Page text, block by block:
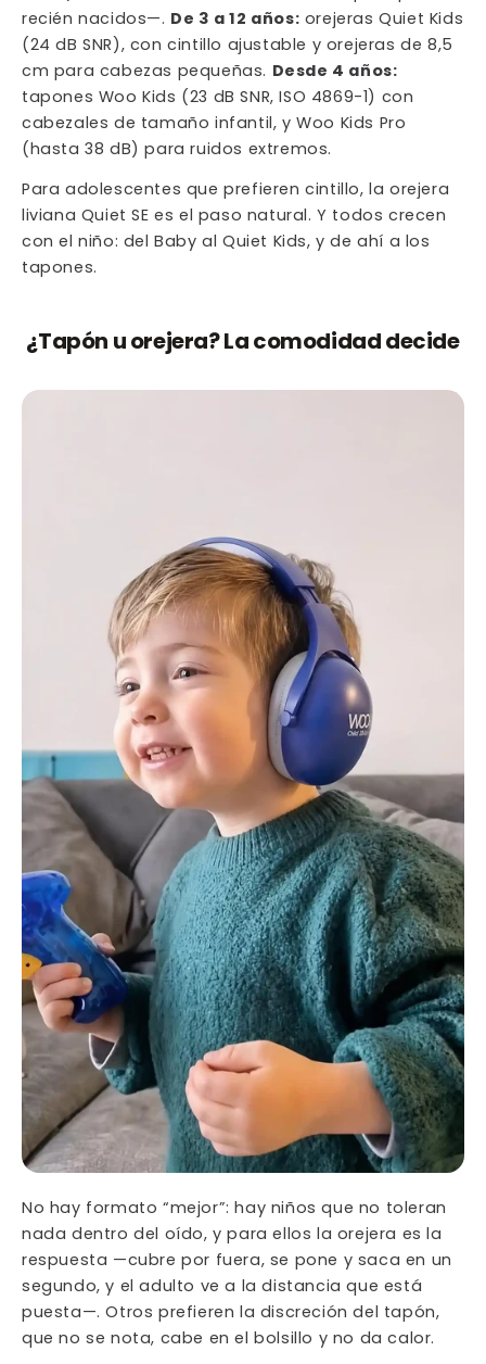
recién nacidos—. De 3 a 12 años: orejeras Quiet Kids
(24 dB SNR), con cintillo ajustable y orejeras de 8,5
cm para cabezas pequeñas. Desde 4 años:
tapones Woo Kids (23 dB SNR, ISO 4869-1) con
cabezales de tamaño infantil, y Woo Kids Pro
(hasta 38 dB) para ruidos extremos.
Para adolescentes que prefieren cintillo, la orejera
liviana Quiet SE es el paso natural. Y todos crecen
con el niño: del Baby al Quiet Kids, y de ahí a los
tapones.
¿Tapón u orejera? La comodidad decide
No hay formato “mejor”: hay niños que no toleran
nada dentro del oído, y para ellos la orejera es la
respuesta —cubre por fuera, se pone y saca en un
segundo, y el adulto ve a la distancia que está
puesta—. Otros prefieren la discreción del tapón,
que no se nota, cabe en el bolsillo y no da calor.